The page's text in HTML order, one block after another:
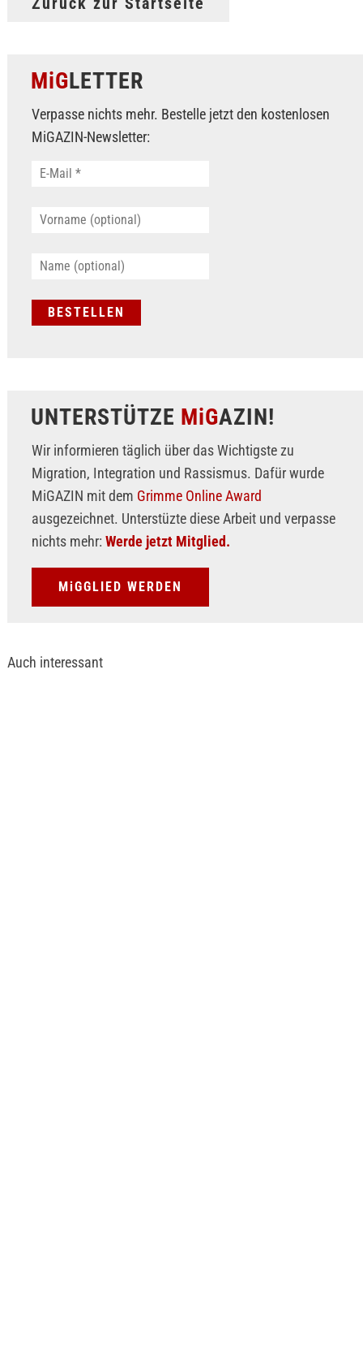
MiGLETTER
Verpasse nichts mehr. Bestelle jetzt den kostenlosen
MiGAZIN-Newsletter:
UNTERSTÜTZE MiGAZIN!
Wir informieren täglich über das Wichtigste zu
Migration, Integration und Rassismus. Dafür wurde
MiGAZIN mit dem Grimme Online Award
ausgezeichnet. Unterstüzte diese Arbeit und verpasse
nichts mehr: Werde jetzt Mitglied.
MiGGLIED WERDEN
Auch interessant